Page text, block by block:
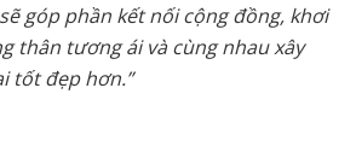
góp phần kết nối cộng đồng, khơi
thân tương ái và cùng nhau xây
tốt đẹp hơn.”